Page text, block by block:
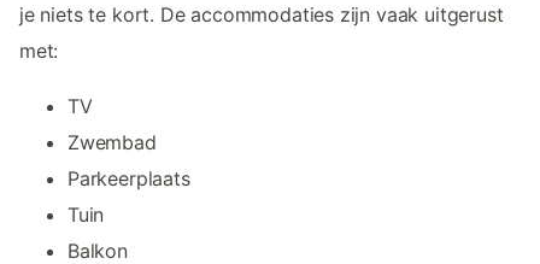
je niets te kort. De accommodaties zijn vaak uitgerust
met:
TV
Zwembad
Parkeerplaats
Tuin
Balkon